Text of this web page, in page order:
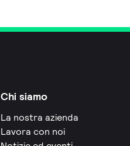
Chi siamo
La nostra azienda
Lavora con noi